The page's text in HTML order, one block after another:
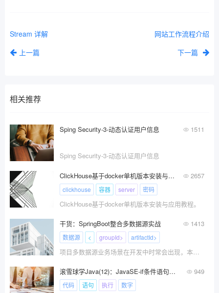
​Stream 详解
上一篇
网站工作流程介绍
下一篇
相关推荐
Sping Security-3-动态认证用户信息 1511
Sping Security-3-动态认证用户信息
ClickHouse基于docker单机版本安装与应用教程 2657
clickhouse 容器 server 密码
ClickHouse基于docker单机版本安装与应用教程。
干货：SpringBoot整合多数据源实战 1413
数据源 < groupId> artifactId>
项目多数据源业务场景在开发中时常会出现，本文通过实战的方式，介绍SpringBoot结合Mybatis和Mybatis-plus实现多数据源整合应用。
滚雪球学Java(12)：JavaSE-if条件语句入门指南：掌握代码分支流程！ 949
代码 语句 执行 数字